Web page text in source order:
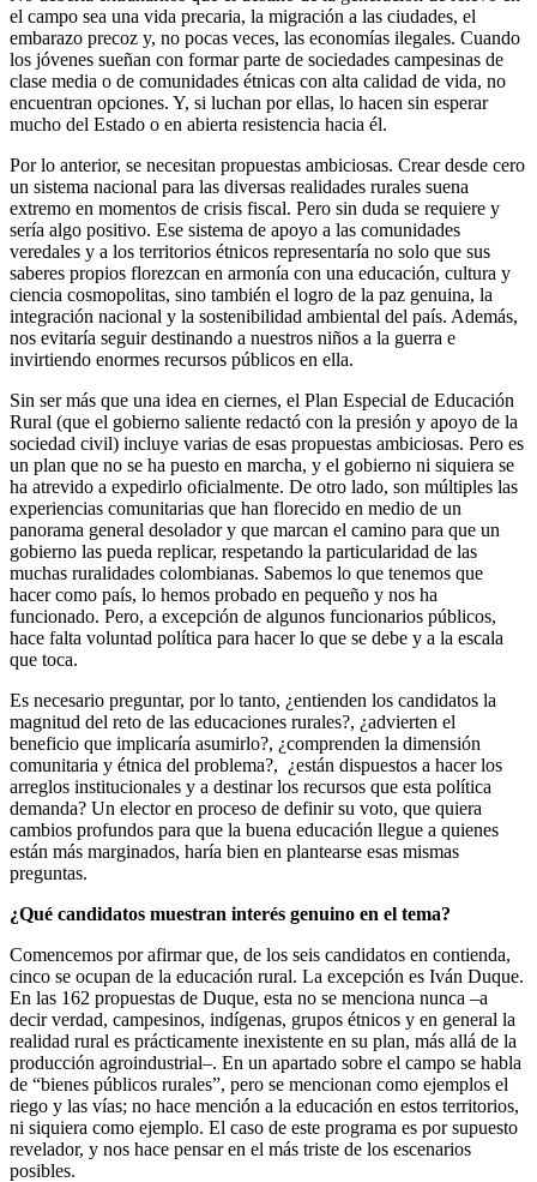
el campo sea una vida precaria, la migración a las ciudades, el
embarazo precoz y, no pocas veces, las economías ilegales. Cuando
los jóvenes sueñan con formar parte de sociedades campesinas de
clase media o de comunidades étnicas con alta calidad de vida, no
encuentran opciones. Y, si luchan por ellas, lo hacen sin esperar
mucho del Estado o en abierta resistencia hacia él.
Por lo anterior, se necesitan propuestas ambiciosas. Crear desde cero
un sistema nacional para las diversas realidades rurales suena
extremo en momentos de crisis fiscal. Pero sin duda se requiere y
sería algo positivo. Ese sistema de apoyo a las comunidades
veredales y a los territorios étnicos representaría no solo que sus
saberes propios florezcan en armonía con una educación, cultura y
ciencia cosmopolitas, sino también el logro de la paz genuina, la
integración nacional y la sostenibilidad ambiental del país. Además,
nos evitaría seguir destinando a nuestros niños a la guerra e
invirtiendo enormes recursos públicos en ella.
Sin ser más que una idea en ciernes, el Plan Especial de Educación
Rural (que el gobierno saliente redactó con la presión y apoyo de la
sociedad civil) incluye varias de esas propuestas ambiciosas. Pero es
un plan que no se ha puesto en marcha, y el gobierno ni siquiera se
ha atrevido a expedirlo oficialmente. De otro lado, son múltiples las
experiencias comunitarias que han florecido en medio de un
panorama general desolador y que marcan el camino para que un
gobierno las pueda replicar, respetando la particularidad de las
muchas ruralidades colombianas. Sabemos lo que tenemos que
hacer como país, lo hemos probado en pequeño y nos ha
funcionado. Pero, a excepción de algunos funcionarios públicos,
hace falta voluntad política para hacer lo que se debe y a la escala
que toca.
Es necesario preguntar, por lo tanto, ¿entienden los candidatos la
magnitud del reto de las educaciones rurales?, ¿advierten el
beneficio que implicaría asumirlo?, ¿comprenden la dimensión
comunitaria y étnica del problema?, ¿están dispuestos a hacer los
arreglos institucionales y a destinar los recursos que esta política
demanda? Un elector en proceso de definir su voto, que quiera
cambios profundos para que la buena educación llegue a quienes
están más marginados, haría bien en plantearse esas mismas
preguntas.
¿Qué candidatos muestran interés genuino en el tema?
Comencemos por afirmar que, de los seis candidatos en contienda,
cinco se ocupan de la educación rural. La excepción es Iván Duque.
En las 162 propuestas de Duque, esta no se menciona nunca –a
decir verdad, campesinos, indígenas, grupos étnicos y en general la
realidad rural es prácticamente inexistente en su plan, más allá de la
producción agroindustrial–. En un apartado sobre el campo se habla
de “bienes públicos rurales”, pero se mencionan como ejemplos el
riego y las vías; no hace mención a la educación en estos territorios,
ni siquiera como ejemplo. El caso de este programa es por supuesto
revelador, y nos hace pensar en el más triste de los escenarios
posibles.